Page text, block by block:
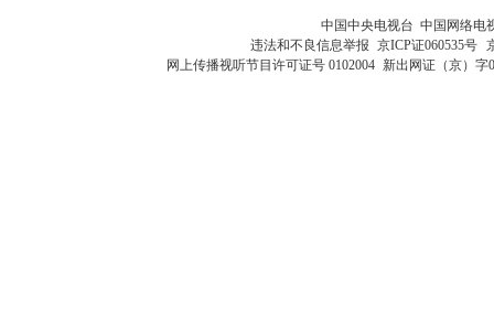
中国中央电视台 中国网络电
违法和不良信息举报 京ICP证060535号
网上传播视听节目许可证号 0102004 新出网证（京）